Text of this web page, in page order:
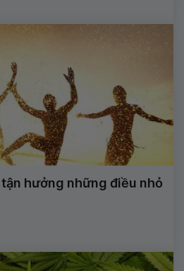
hưởng những điều nhỏ